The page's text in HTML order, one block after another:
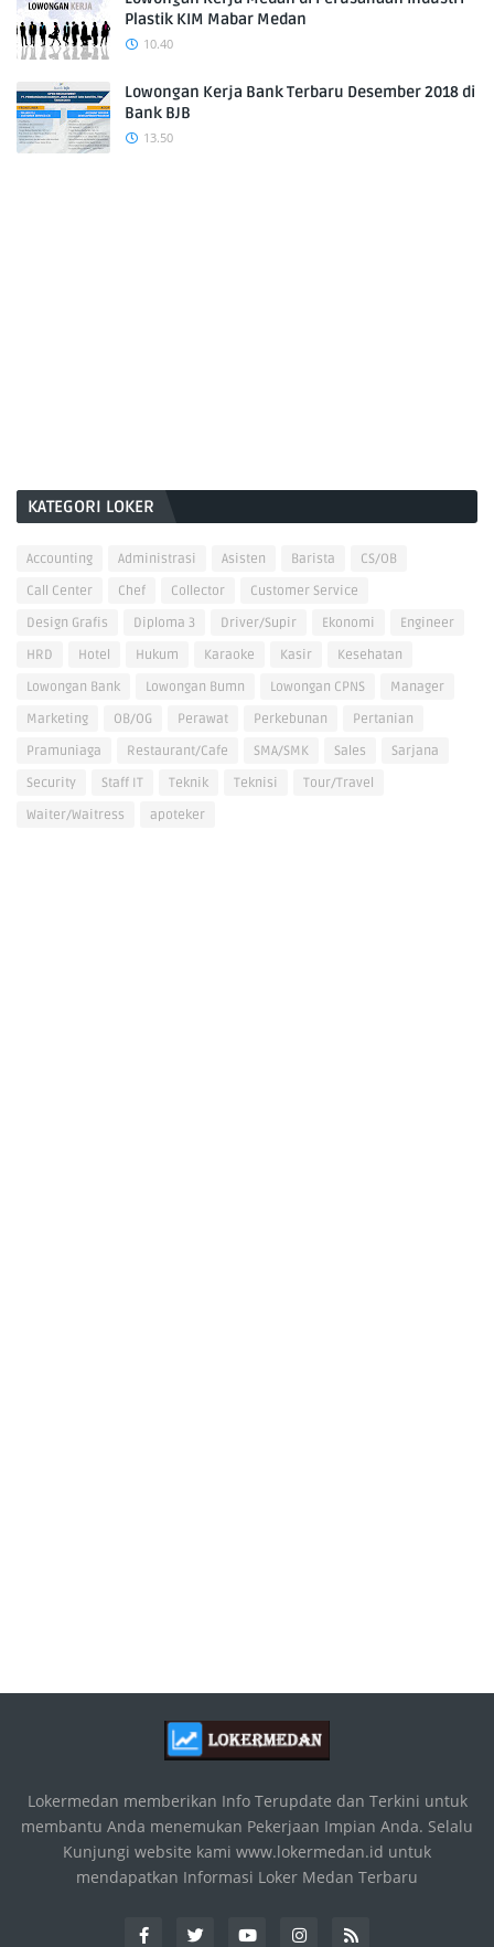
Plastik KIM Mabar Medan
10.40
Lowongan Kerja Bank Terbaru Desember 2018 di
Bank BJB
13.50
KATEGORI LOKER
Accounting Administrasi Asisten Barista
CS/OB
Call Center
Chef Collector
Customer Service
Design Grafis
Diploma 3 Driver/Supir Ekonomi
Engineer
HRD
Hotel Hukum Karaoke Kasir
Kesehatan
Lowongan Bank
Lowongan Bumn Lowongan CPNS
Manager
Marketing
OB/OG Perawat Perkebunan
Pertanian
Pramuniaga
Restaurant/Cafe SMA/SMK Sales
Sarjana
Security
Staff IT Teknik Teknisi
Tour/Travel
Waiter/Waitress
apoteker
Lokermedan memberikan Info Terupdate dan Terkini untuk
membantu Anda menemukan Pekerjaan Impian Anda. Selalu
Kunjungi website kami www.lokermedan.id untuk
mendapatkan Informasi Loker Medan Terbaru